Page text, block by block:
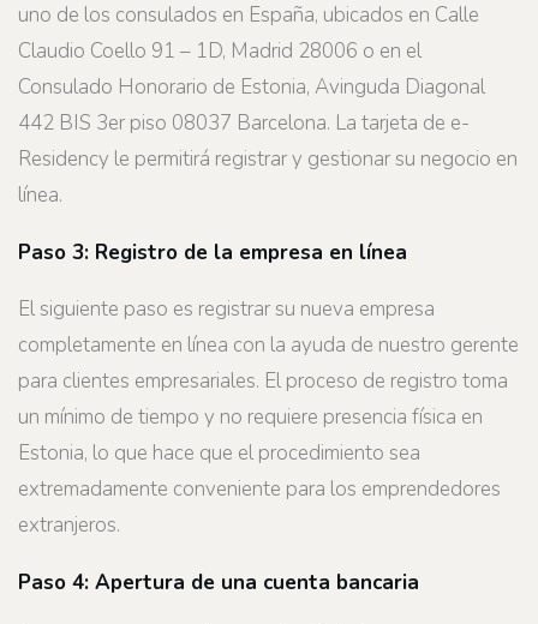
uno de los consulados en España, ubicados en Calle
Claudio Coello 91 – 1D, Madrid 28006 o en el
Consulado Honorario de Estonia, Avinguda Diagonal
442 BIS 3er piso 08037 Barcelona. La tarjeta de e-
Residency le permitirá registrar y gestionar su negocio en
línea.
Paso 3: Registro de la empresa en línea
El siguiente paso es registrar su nueva empresa
completamente en línea con la ayuda de nuestro gerente
para clientes empresariales. El proceso de registro toma
un mínimo de tiempo y no requiere presencia física en
Estonia, lo que hace que el procedimiento sea
extremadamente conveniente para los emprendedores
extranjeros.
Paso 4: Apertura de una cuenta bancaria